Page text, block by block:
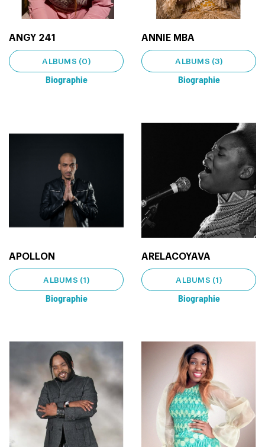
ANGY 241
ALBUMS (0)
Biographie
ANNIE MBA
ALBUMS (3)
Biographie
APOLLON
ALBUMS (1)
Biographie
ARELACOYAVA
ALBUMS (1)
Biographie